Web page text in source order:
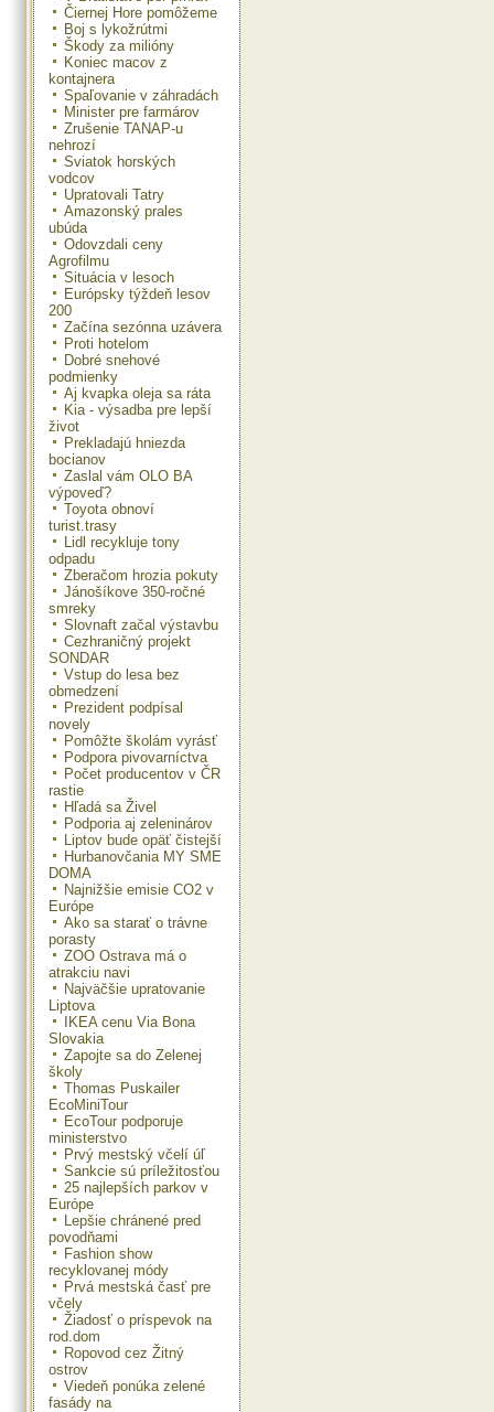
Čiernej Hore pomôžeme
Boj s lykožrútmi
Škody za milióny
Koniec macov z
kontajnera
Spaľovanie v záhradách
Minister pre farmárov
Zrušenie TANAP-u
nehrozí
Sviatok horských
vodcov
Upratovali Tatry
Amazonský prales
ubúda
Odovzdali ceny
Agrofilmu
Situácia v lesoch
Európsky týždeň lesov
200
Začína sezónna uzávera
Proti hotelom
Dobré snehové
podmienky
Aj kvapka oleja sa ráta
Kia - výsadba pre lepší
život
Prekladajú hniezda
bocianov
Zaslal vám OLO BA
výpoveď?
Toyota obnoví
turist.trasy
Lidl recykluje tony
odpadu
Zberačom hrozia pokuty
Jánošíkove 350-ročné
smreky
Slovnaft začal výstavbu
Cezhraničný projekt
SONDAR
Vstup do lesa bez
obmedzení
Prezident podpísal
novely
Pomôžte školám vyrásť
Podpora pivovarníctva
Počet producentov v ČR
rastie
Hľadá sa Živel
Podporia aj zeleninárov
Liptov bude opäť čistejší
Hurbanovčania MY SME
DOMA
Najnižšie emisie CO2 v
Európe
Ako sa starať o trávne
porasty
ZOO Ostrava má o
atrakciu navi
Najväčšie upratovanie
Liptova
IKEA cenu Via Bona
Slovakia
Zapojte sa do Zelenej
školy
Thomas Puskailer
EcoMiniTour
EcoTour podporuje
ministerstvo
Prvý mestský včelí úľ
Sankcie sú príležitosťou
25 najlepších parkov v
Európe
Lepšie chránené pred
povodňami
Fashion show
recyklovanej módy
Prvá mestská časť pre
včely
Žiadosť o príspevok na
rod.dom
Ropovod cez Žitný
ostrov
Viedeň ponúka zelené
fasády na